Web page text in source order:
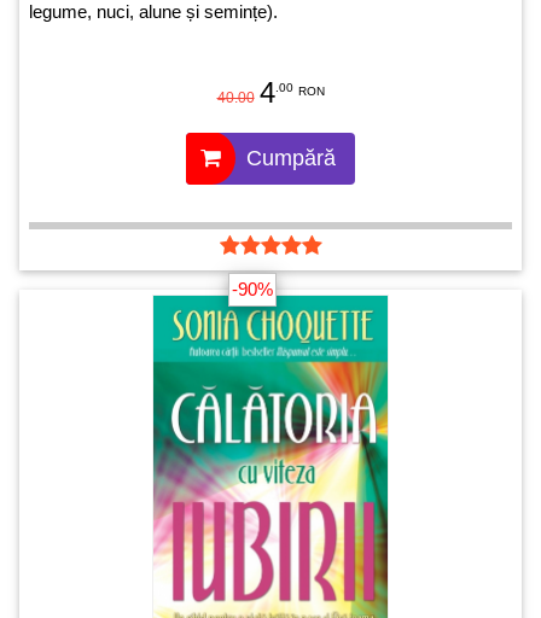
legume, nuci, alune și semințe).
40.00 4 .00 RON
Cumpără
-90%